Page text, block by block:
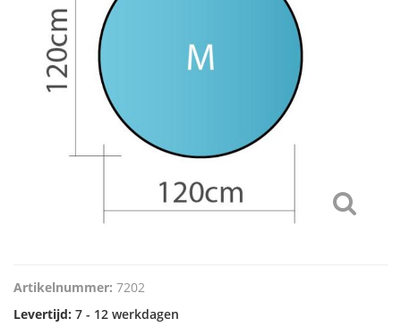
Artikelnummer: 7202
Levertijd: 7 - 12 werkdagen